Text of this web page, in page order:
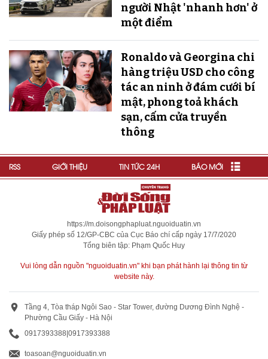
người Nhật 'nhanh hơn' ở
một điểm
Ronaldo và Georgina chi
hàng triệu USD cho công
tác an ninh ở đám cưới bí
mật, phong toả khách
sạn, cấm cửa truyền
thông
RSS GIỚI THIỆU TIN TỨC 24H BÁO MỚI
https://m.doisongphapluat.nguoiduatin.vn
Giấy phép số 12/GP-CBC của Cục Báo chí cấp ngày 17/7/2020
Tổng biên tập: Phạm Quốc Huy
Vui lòng dẫn nguồn "nguoiduatin.vn" khi bạn phát hành lại thông tin từ
website này.
Tầng 4, Tòa tháp Ngôi Sao - Star Tower, đường Dương Đình Nghệ -
Phường Cầu Giấy - Hà Nội
0917393388|0917393388
toasoan@nguoiduatin.vn